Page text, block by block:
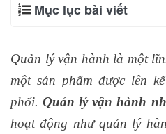
Mục lục bài viết
Quản lý vận hành là một
một sản phẩm được lên
phối. Quản lý vận hành
hoạt động như quản lý